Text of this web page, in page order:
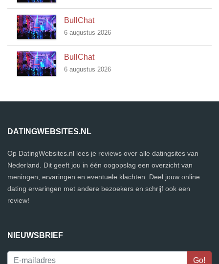
BullChat
6 augustus 2026
BullChat
6 augustus 2026
DATINGWEBSITES.NL
Op DatingWebsites.nl lees je reviews over alle datingsites van
Nederland. Dit geeft jou in één oogopslag een overzicht van
meningen, ervaringen en eventuele klachten. Deel jouw online
dating ervaringen met andere bezoekers en schrijf ook een
review!
NIEUWSBRIEF